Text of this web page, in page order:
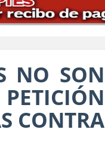
NO SON
CONTRA